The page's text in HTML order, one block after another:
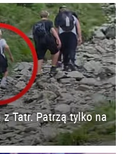
z Tatr. Patrzą tylko na